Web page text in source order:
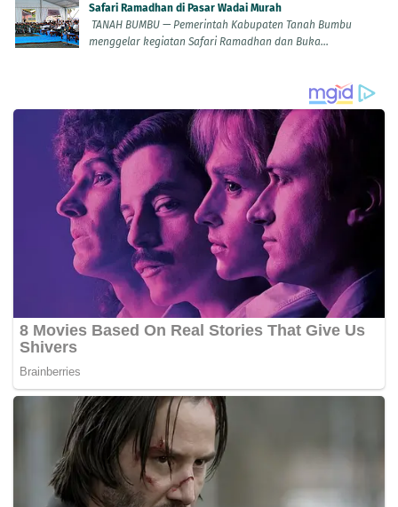
Safari Ramadhan di Pasar Wadai Murah
TANAH BUMBU — Pemerintah Kabupaten Tanah Bumbu
menggelar kegiatan Safari Ramadhan dan Buka...